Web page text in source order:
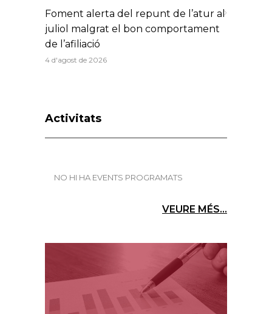
Foment alerta del repunt de l’atur al
juliol malgrat el bon comportament
de l’afiliació
4 d'agost de 2026
Activitats
NO HI HA EVENTS PROGRAMATS
VEURE MÉS...